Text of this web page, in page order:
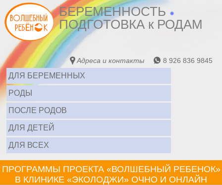
БЕРЕМЕННОСТЬ
ПОДГОТОВКА к РОДАМ
Адреса и контакты 8 926 836 9845
ДЛЯ БЕРЕМЕННЫХ
РОДЫ
ПОСЛЕ РОДОВ
ДЛЯ ДЕТЕЙ
ДЛЯ ВСЕХ
ПРОГРАММЫ ПРОЕКТА «ВОЛШЕБНЫЙ РЕБЕНОК»
В КЛИНИКЕ «ЭКОЛОДЖИ» ОЧНО И ОНЛАЙН